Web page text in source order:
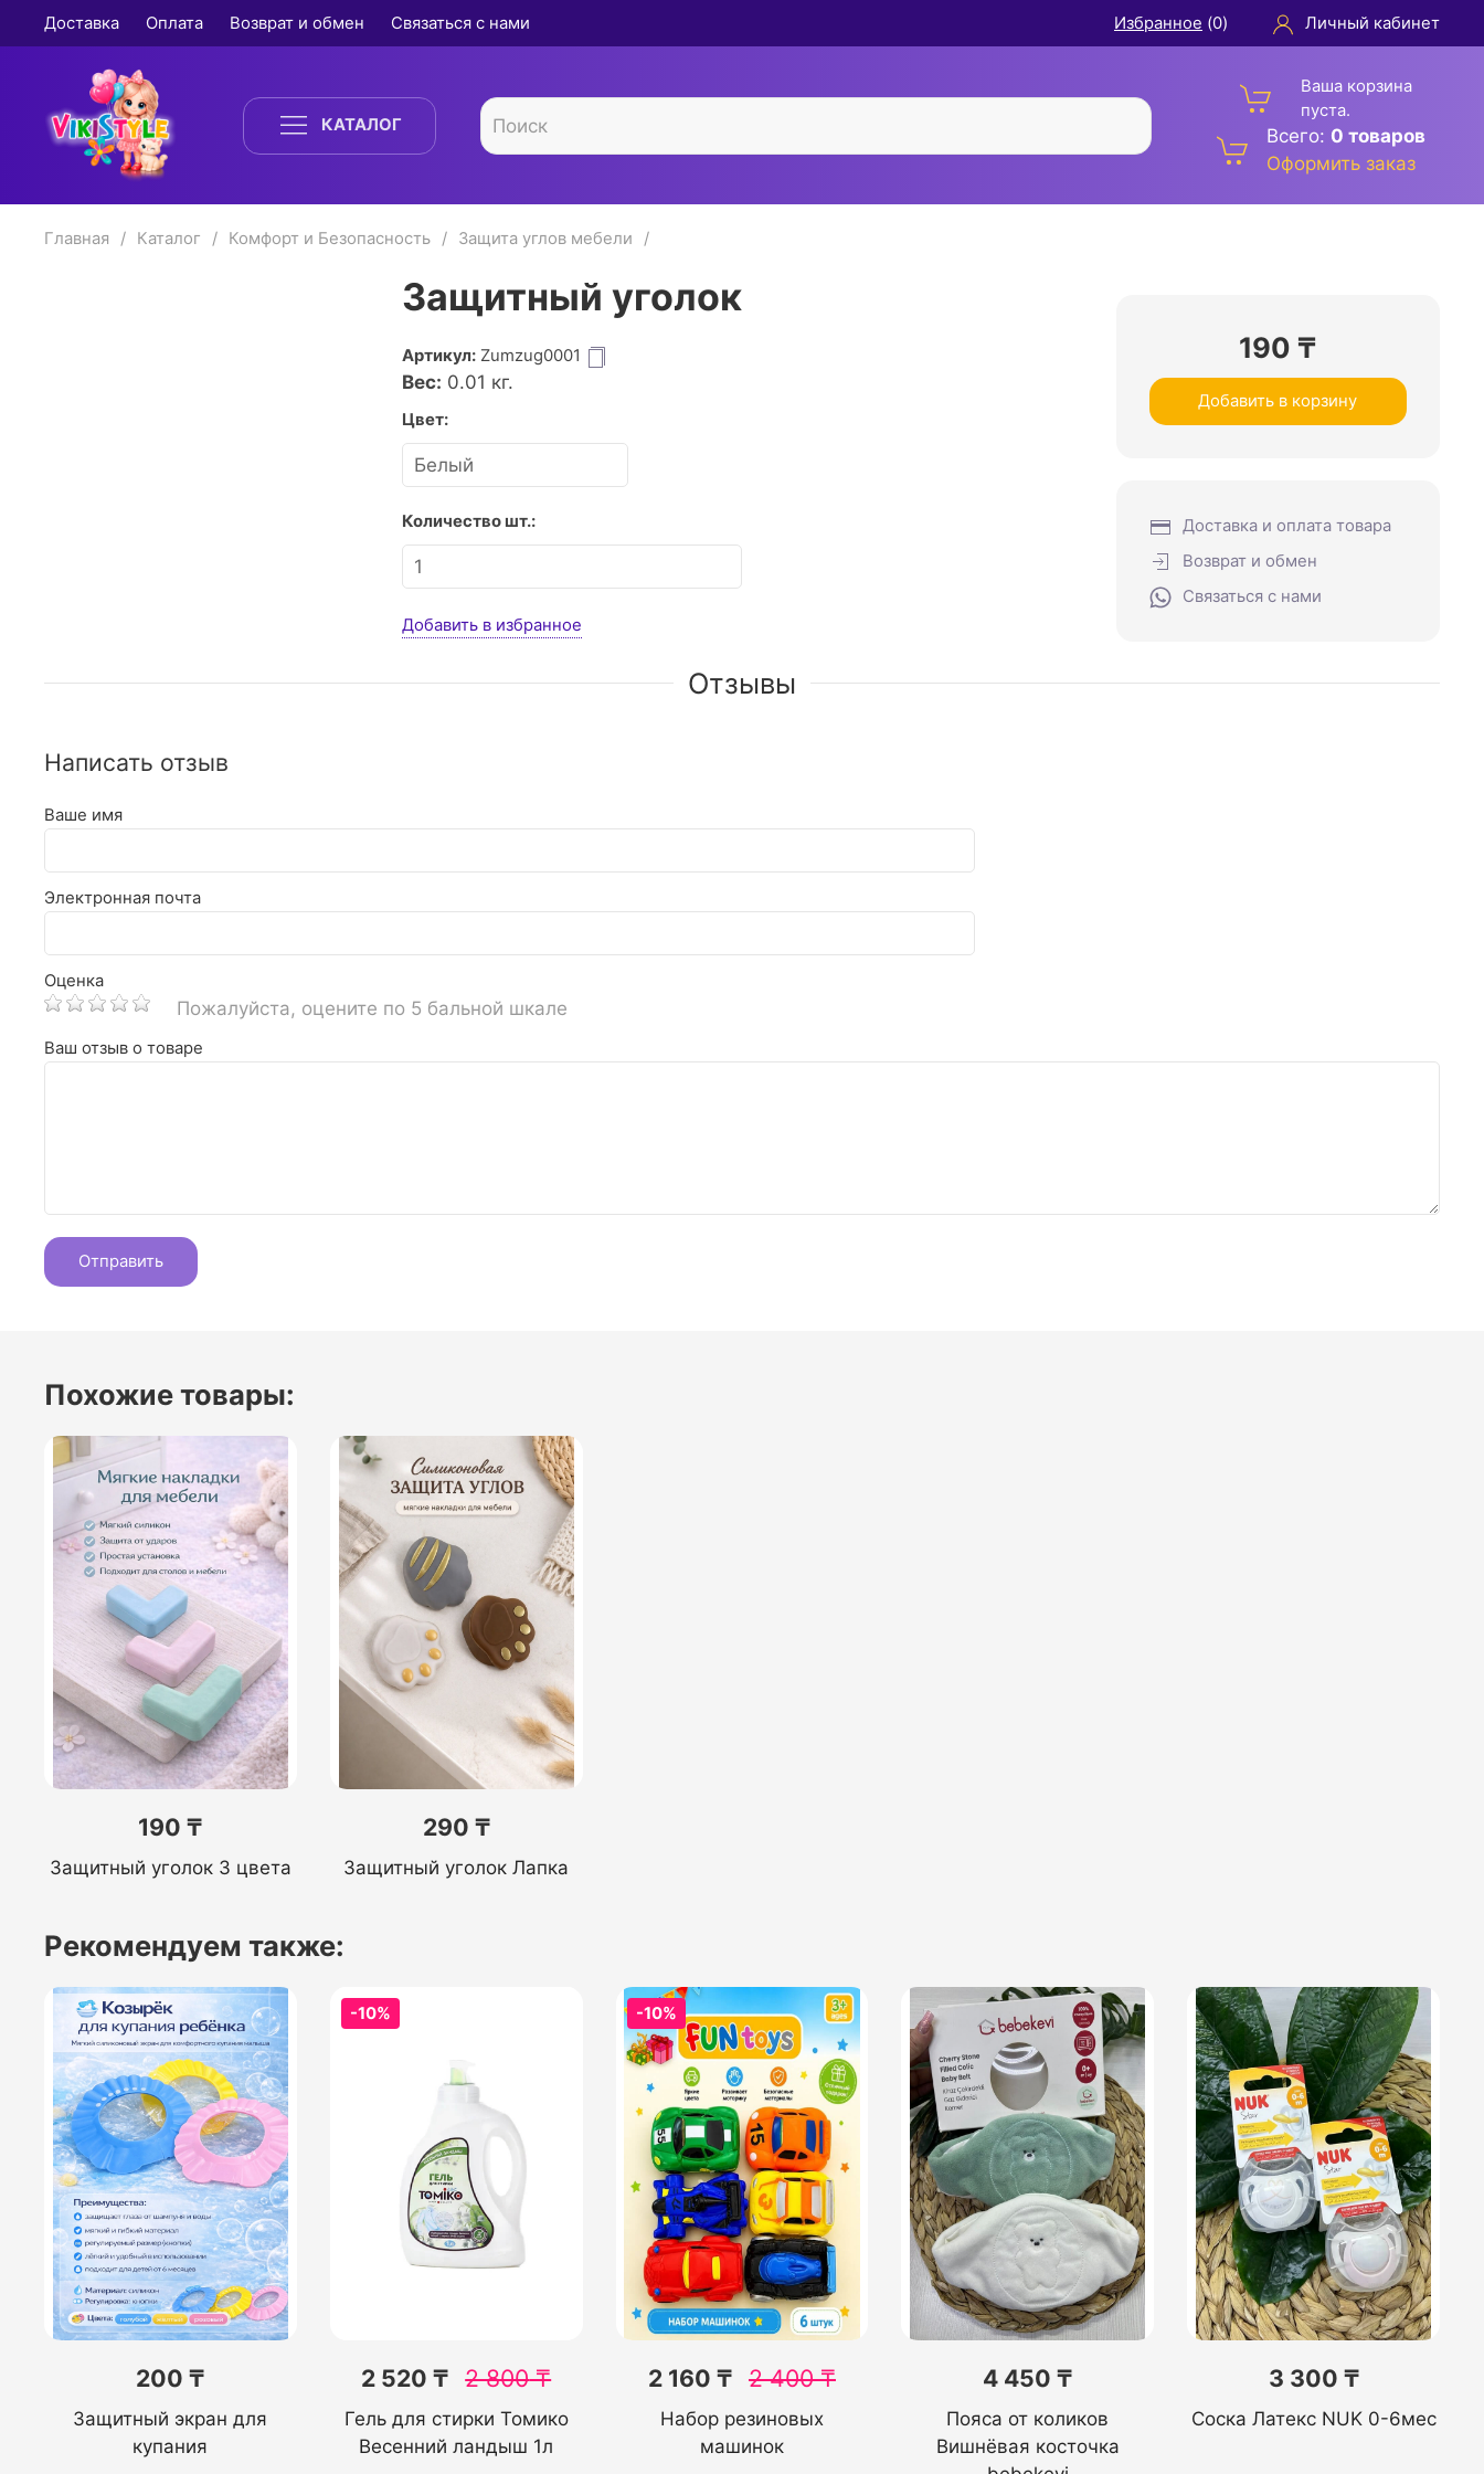
Доставка Оплата Возврат и обмен Связаться с нами Избранное (0) Личный кабинет
КАТАЛОГ
Ваша корзина
пуста.
Всего: 0 товаров
Оформить заказ
Главная Каталог Комфорт и Безопасность Защита углов мебели
Защитный уголок
Артикул: Zumzug0001
Вес: 0.01 кг.
Цвет:
Количество шт.:
Добавить в избранное
190 ₸
Добавить в корзину
Доставка и оплата товара
Возврат и обмен
Связаться с нами
Отзывы
Написать отзыв
Ваше имя
Электронная почта
Оценка
Пожалуйста, оцените по 5 бальной шкале
Ваш отзыв о товаре
Похожие товары:
190 ₸
Защитный уголок 3 цвета
290 ₸
Защитный уголок Лапка
Рекомендуем также:
200 ₸
Защитный экран для
купания
-10%
2 520 ₸ 2 800₸
Гель для стирки Томико
Весенний ландыш 1л
-10%
2 160 ₸ 2 400₸
Набор резиновых
машинок
4 450 ₸
Пояса от коликов
Вишнёвая косточка
3 300 ₸
Соска Латекс NUK 0-6мес